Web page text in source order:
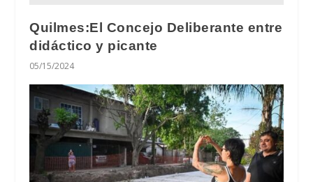
Quilmes:El Concejo Deliberante entre
didáctico y picante
05/15/2024